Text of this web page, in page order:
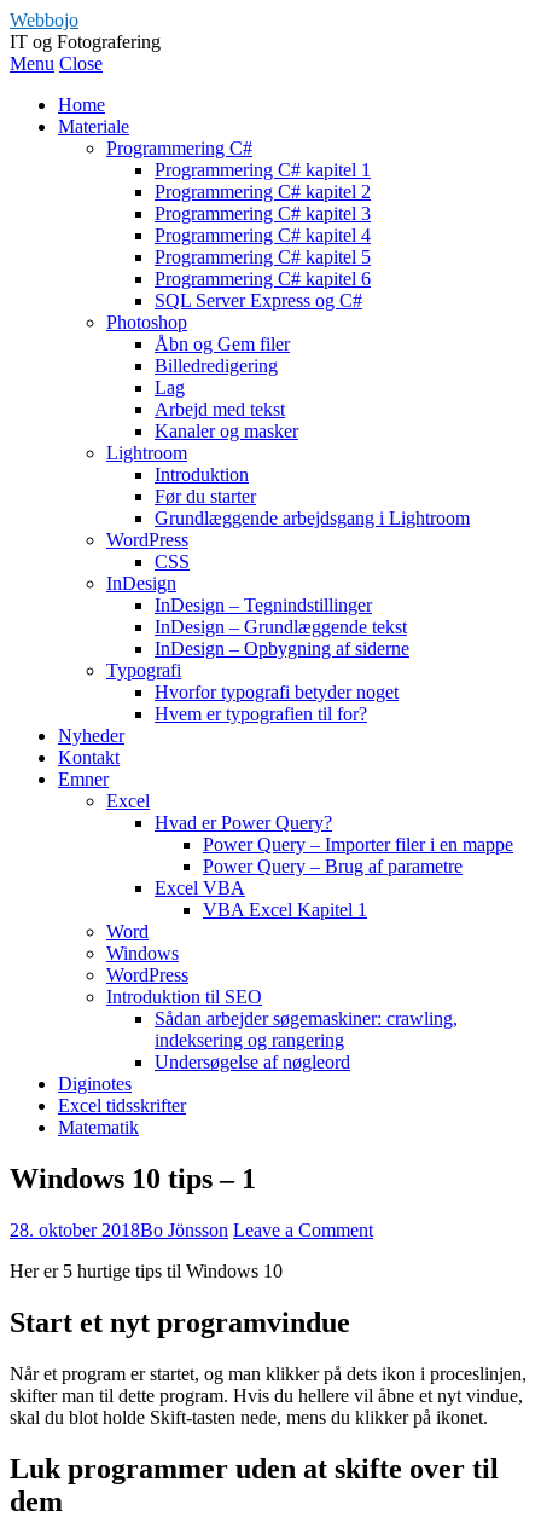
Webbojo
IT og Fotografering
Menu Close
Home
Materiale
Programmering C#
Programmering C# kapitel 1
Programmering C# kapitel 2
Programmering C# kapitel 3
Programmering C# kapitel 4
Programmering C# kapitel 5
Programmering C# kapitel 6
SQL Server Express og C#
Photoshop
Åbn og Gem filer
Billedredigering
Lag
Arbejd med tekst
Kanaler og masker
Lightroom
Introduktion
Før du starter
Grundlæggende arbejdsgang i Lightroom
WordPress
CSS
InDesign
InDesign – Tegnindstillinger
InDesign – Grundlæggende tekst
InDesign – Opbygning af siderne
Typografi
Hvorfor typografi betyder noget
Hvem er typografien til for?
Nyheder
Kontakt
Emner
Excel
Hvad er Power Query?
Power Query – Importer filer i en mappe
Power Query – Brug af parametre
Excel VBA
VBA Excel Kapitel 1
Word
Windows
WordPress
Introduktion til SEO
Sådan arbejder søgemaskiner: crawling,
indeksering og rangering
Undersøgelse af nøgleord
Diginotes
Excel tidsskrifter
Matematik
Windows 10 tips – 1
28. oktober 2018Bo Jönsson Leave a Comment
Her er 5 hurtige tips til Windows 10
Start et nyt programvindue
Når et program er startet, og man klikker på dets ikon i proceslinjen,
skifter man til dette program. Hvis du hellere vil åbne et nyt vindue,
skal du blot holde Skift-tasten nede, mens du klikker på ikonet.
Luk programmer uden at skifte over til
dem